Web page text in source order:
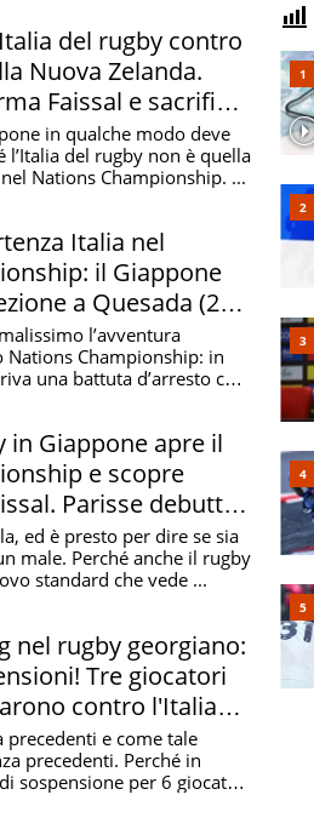
del rugby contro
Nuova Zelanda.
Faissal e sacrifica
in qualche modo deve
l’Italia del rugby non è quella
Nations Championship. ...
Italia nel
il Giappone
a Quesada (27-
l’avventura
Nations Championship: in
una battuta d’arresto che
in Giappone apre il
e scopre
Parisse debutta
ed è presto per dire se sia
male. Perché anche il rugby
standard che vede ...
nel rugby georgiano:
Tre giocatori
contro l'Italia
precedenti e come tale
precedenti. Perché in
sospensione per 6 giocatori